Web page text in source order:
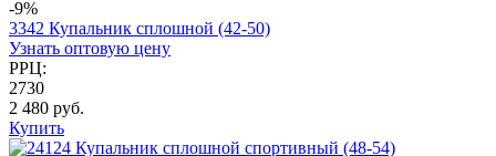
-9%
3342 Купальник сплошной (42-50)
Узнать оптовую цену
РРЦ:
2730
2 480 руб.
Купить